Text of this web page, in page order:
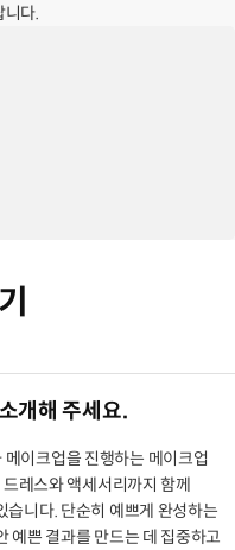
니다.
개해 주세요.
이크업을 진행하는 메이크업
레스와 액세서리까지 함께
습니다. 단순히 예쁘게 완성하는
예쁜 결과를 만드는 데 집중하고